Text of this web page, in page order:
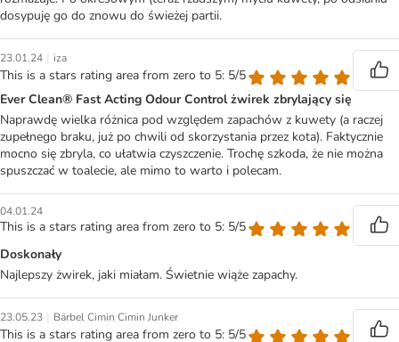
dosypuję go do znowu do świeżej partii.
23.01.24 | iza
This is a stars rating area from zero to 5: 5/5
Ever Clean® Fast Acting Odour Control żwirek zbrylający się
Naprawdę wielka różnica pod względem zapachów z kuwety (a raczej
zupełnego braku, już po chwili od skorzystania przez kota). Faktycznie
mocno się zbryla, co ułatwia czyszczenie. Trochę szkoda, że nie można
spuszczać w toalecie, ale mimo to warto i polecam.
04.01.24
This is a stars rating area from zero to 5: 5/5
Doskonały
Najlepszy żwirek, jaki miałam. Świetnie wiąże zapachy.
23.05.23 | Bärbel Cimin Cimin Junker
This is a stars rating area from zero to 5: 5/5